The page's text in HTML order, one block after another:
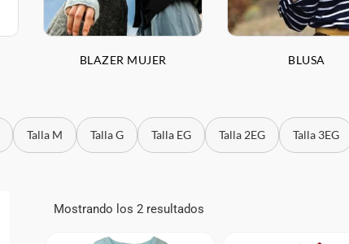
BLAZER MUJER BLUSA
Talla M Talla G Talla EG Talla 2EG Talla 3EG
Mostrando los 2 resultados